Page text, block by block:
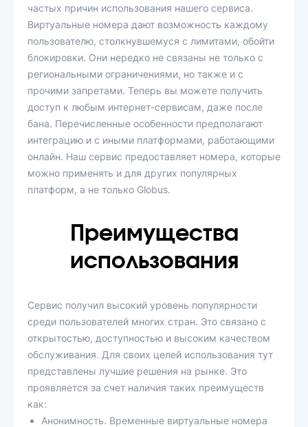
частых причин использования нашего сервиса.
Виртуальные номера дают возможность каждому
пользователю, столкнувшемуся с лимитами, обойти
блокировки. Они нередко не связаны не только с
региональными ограничениями, но также и с
прочими запретами. Теперь вы можете получить
доступ к любым интернет-сервисам, даже после
бана. Перечисленные особенности предполагают
интеграцию и с иными платформами, работающими
онлайн. Наш сервис предоставляет номера, которые
можно применять и для других популярных
платформ, а не только Globus.
Преимущества
использования
Сервис получил высокий уровень популярности
среди пользователей многих стран. Это связано с
открытостью, доступностью и высоким качеством
обслуживания. Для своих целей использования тут
представлены лучшие решения на рынке. Это
проявляется за счет наличия таких преимуществ
как:
Анонимность. Временные виртуальные номера